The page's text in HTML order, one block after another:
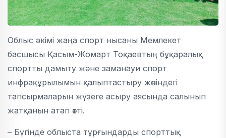
Облыс әкімі жаңа спорт нысаны Мемлекет
басшысы Қасым-Жомарт Тоқаевтың бұқаралық
спортты дамыту және заманауи спорт
инфрақұрылымын қалыптастыру жөніндегі
тапсырмаларын жүзеге асыру аясында салынып
жатқанын атап өтті.
– Бүгінде облыста тұрғындарды спорттық